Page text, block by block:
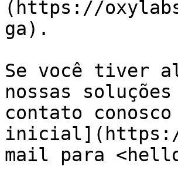
(https://
ga).
Se você tiver
nossas
contato
inicial](https://
mail para